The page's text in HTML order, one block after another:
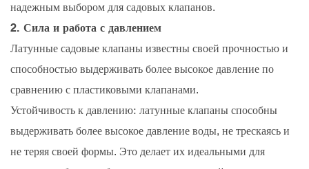
надежным выбором для садовых клапанов.
2. Сила и работа с давлением
Латунные садовые клапаны известны своей прочностью и
способностью выдерживать более высокое давление по
сравнению с пластиковыми клапанами.
Устойчивость к давлению: латунные клапаны способны
выдерживать более высокое давление воды, не трескаясь и
не теряя своей формы. Это делает их идеальными для